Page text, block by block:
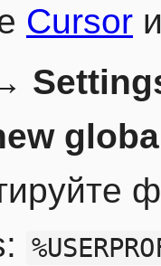
Cursor